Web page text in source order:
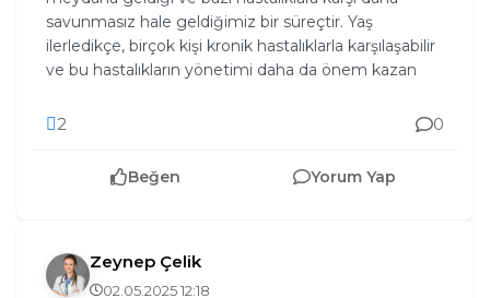
savunmasız hale geldiğimiz bir süreçtir. Yaş
ilerledikçe, birçok kişi kronik hastalıklarla karşılaşabilir
ve bu hastalıkların yönetimi daha da önem kazan
2 0
Beğen Yorum Yap
Zeynep Çelik
02.05.2025 12:18